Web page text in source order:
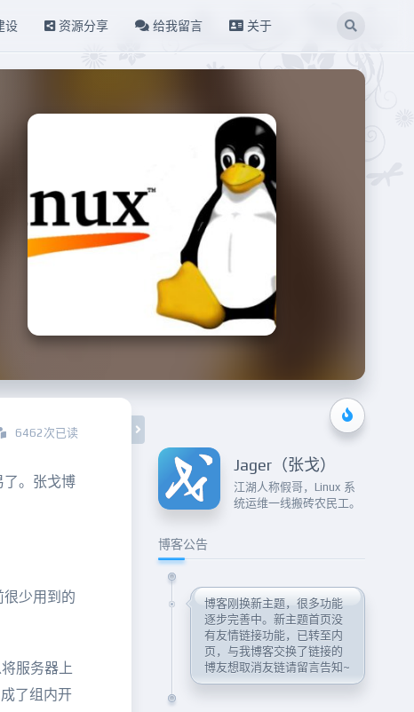
设 资源分享 给我留言 关于
6462次已读
了。张戈博
少用到的
服务器上
了组内开
Jager（张戈）
江湖人称假哥，Linux 系
统运维一线搬砖农民工。
博客公告
博客刚换新主题，很多功能
逐步完善中。新主题首页没
有友情链接功能，已转至内
页，与我博客交换了链接的
博友想取消友链请留言告知~